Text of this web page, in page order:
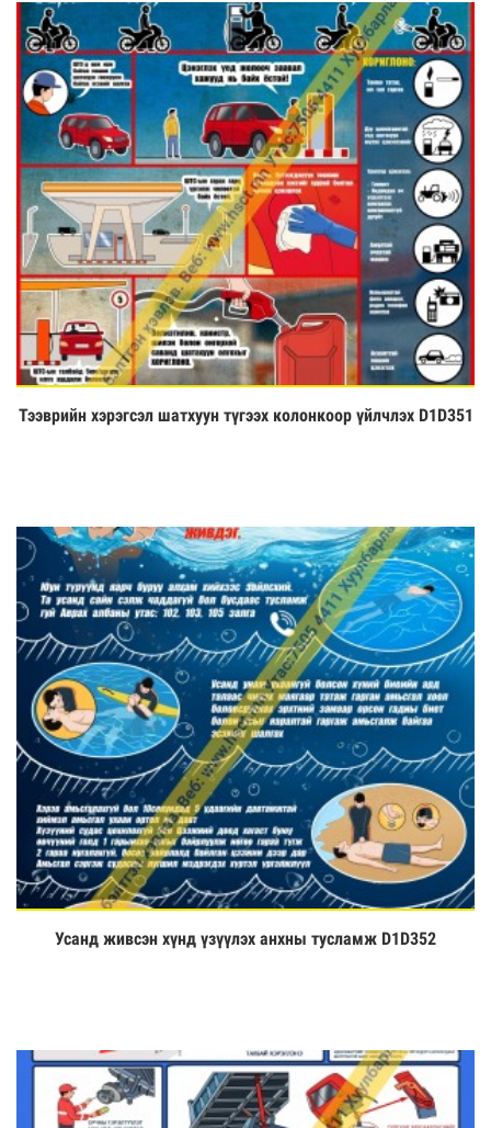
Үзэх
Тээврийн хэрэгсэл шатхуун түгээх колонкоор үйлчлэх D1D351
Үзэх
Усанд живсэн хүнд үзүүлэх анхны тусламж D1D352